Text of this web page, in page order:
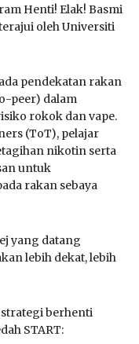
Henti! Elak! Basmi
oleh Universiti
pendekatan rakan
peer) dalam
rokok dan vape.
(ToT), pelajar
nikotin serta
untuk
rakan sebaya
yang datang
lebih dekat, lebih
berhenti
START: